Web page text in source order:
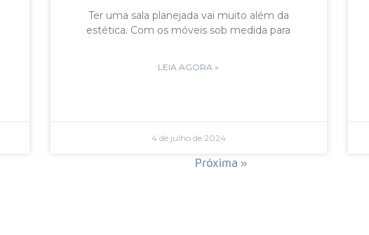
Ter uma sala planejada vai muito além da
estética. Com os móveis sob medida para
LEIA AGORA »
4 de julho de 2024
Próxima »